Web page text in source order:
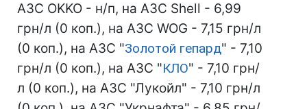
АЗС OKKO - н/п, на АЗС Shell - 6,99
грн/л (0 коп.), на АЗС WOG - 7,15 грн/л
(0 коп.), на АЗС "Золотой гепард" - 7,10
грн/л (0 коп.), на АЗС "КЛО" - 7,10 грн/
л (0 коп.), на АЗС "Лукойл" - 7,10 грн/л